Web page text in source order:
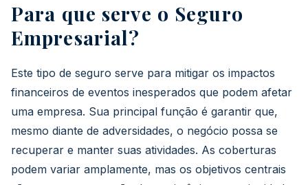
Para que serve o Seguro
Empresarial?
Este tipo de seguro serve para mitigar os impactos
financeiros de eventos inesperados que podem afetar
uma empresa. Sua principal função é garantir que,
mesmo diante de adversidades, o negócio possa se
recuperar e manter suas atividades. As coberturas
podem variar amplamente, mas os objetivos centrais